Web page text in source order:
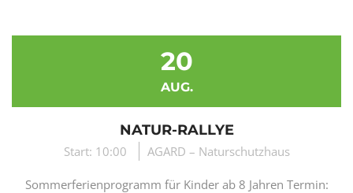
20
AUG.
NATUR-RALLYE
Start: 10:00 AGARD – Naturschutzhaus
Sommerferienprogramm für Kinder ab 8 Jahren Termin: